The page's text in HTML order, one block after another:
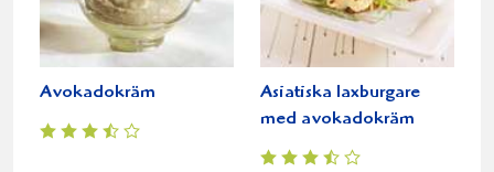
Avokadokräm
Asiatiska laxburgare
med avokadokräm